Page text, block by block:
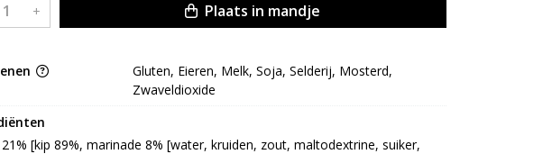
+ Plaats in mandje
Gluten, Eieren, Melk, Soja, Selderij, Mosterd,
Zwaveldioxide
[kip 89%, marinade 8% [water, kruiden, zout, maltodextrine, suiker,